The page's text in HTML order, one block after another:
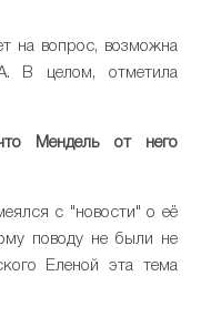
на вопрос, возможна
В целом, отметила
Мендель от него
с "новости" о её
поводу не были не
Еленой эта тема